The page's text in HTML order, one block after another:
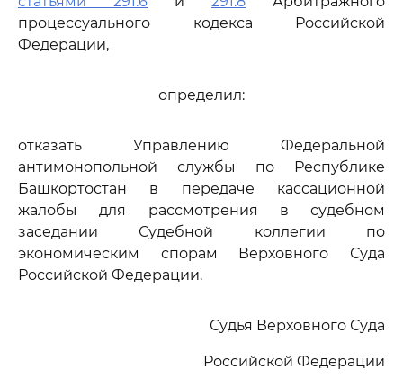
процессуального кодекса Российской
Федерации,
определил:
отказать Управлению Федеральной
антимонопольной службы по Республике
Башкортостан в передаче кассационной
жалобы для рассмотрения в судебном
заседании Судебной коллегии по
экономическим спорам Верховного Суда
Российской Федерации.
Судья Верховного Суда
Российской Федерации